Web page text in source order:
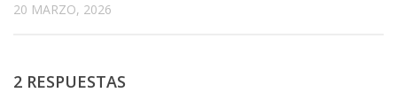
20 MARZO, 2026
2 RESPUESTAS